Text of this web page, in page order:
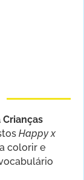
Happy x
colorir e